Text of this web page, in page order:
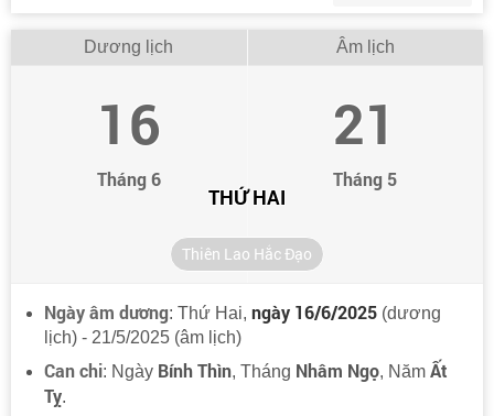
Dương lịch
16
Tháng 6
Âm lịch
21
Tháng 5
THỨ HAI
Thiên Lao Hắc Đạo
Ngày âm dương: Thứ Hai, ngày 16/6/2025 (dương
lịch) - 21/5/2025 (âm lịch)
Can chi: Ngày Bính Thìn, Tháng Nhâm Ngọ, Năm Ất
Tỵ.